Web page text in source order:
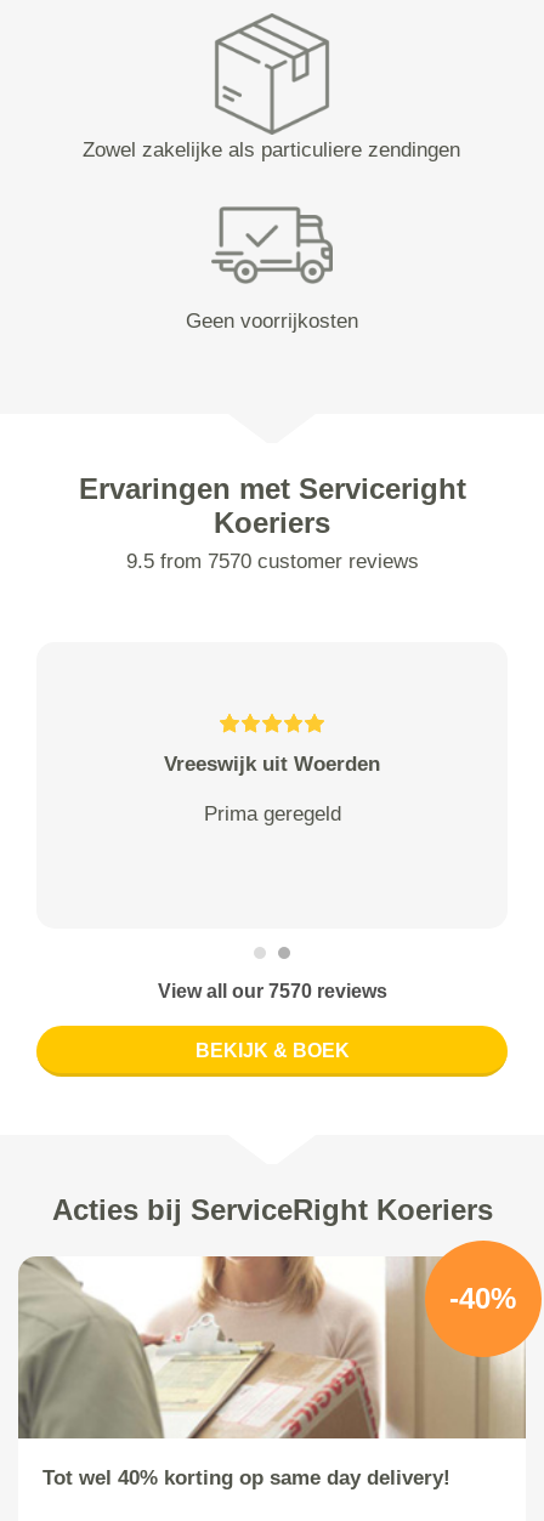
Zowel zakelijke als particuliere zendingen
Geen voorrijkosten
Ervaringen met Serviceright
Koeriers
9.5 from 7570 customer reviews
Vreeswijk uit Woerden
Prima geregeld
View all our 7570 reviews
BEKIJK & BOEK
Acties bij ServiceRight Koeriers
-40%
Tot wel 40% korting op same day delivery!